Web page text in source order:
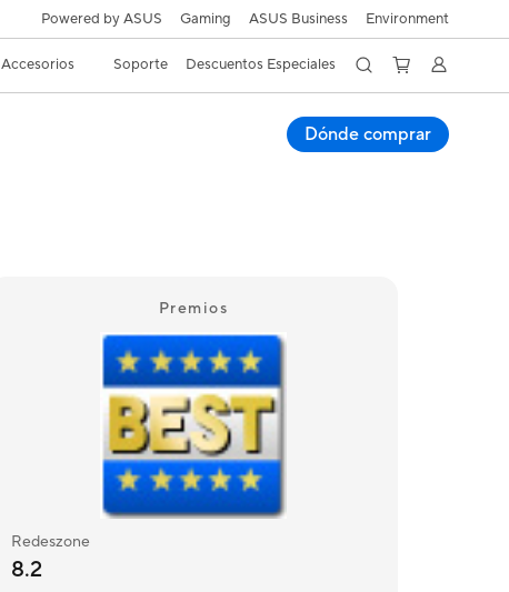
Powered by ASUS Gaming ASUS Business Environment
Accesorios Soporte Descuentos Especiales
Dónde comprar
Premios
Redeszone
8.2